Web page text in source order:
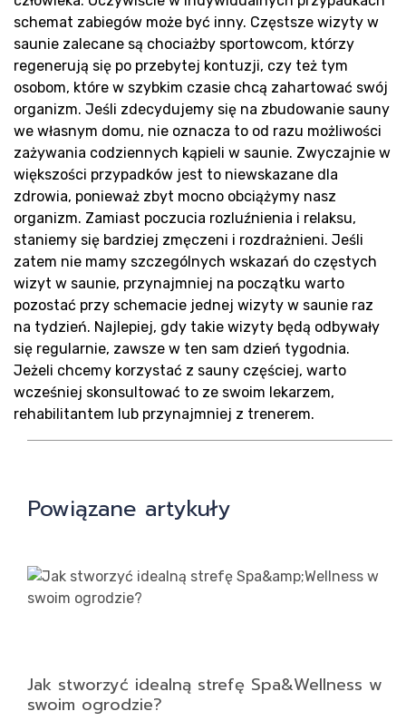
schemat zabiegów może być inny. Częstsze wizyty w
saunie zalecane są chociażby sportowcom, którzy
regenerują się po przebytej kontuzji, czy też tym
osobom, które w szybkim czasie chcą zahartować swój
organizm. Jeśli zdecydujemy się na zbudowanie sauny
we własnym domu, nie oznacza to od razu możliwości
zażywania codziennych kąpieli w saunie. Zwyczajnie w
większości przypadków jest to niewskazane dla
zdrowia, ponieważ zbyt mocno obciążymy nasz
organizm. Zamiast poczucia rozluźnienia i relaksu,
staniemy się bardziej zmęczeni i rozdrażnieni. Jeśli
zatem nie mamy szczególnych wskazań do częstych
wizyt w saunie, przynajmniej na początku warto
pozostać przy schemacie jednej wizyty w saunie raz
na tydzień. Najlepiej, gdy takie wizyty będą odbywały
się regularnie, zawsze w ten sam dzień tygodnia.
Jeżeli chcemy korzystać z sauny częściej, warto
wcześniej skonsultować to ze swoim lekarzem,
rehabilitantem lub przynajmniej z trenerem.
Powiązane artykuły
Jak stworzyć idealną strefę Spa&Wellness w
swoim ogrodzie?